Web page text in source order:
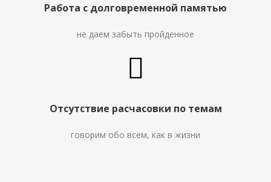
Работа с долговременной памятью
не даем забыть пройденное
Отсутствие расчасовки по темам
говорим обо всем, как в жизни